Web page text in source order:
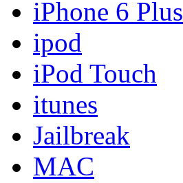
iPhone 6 Plus
ipod
iPod Touch
itunes
Jailbreak
MAC